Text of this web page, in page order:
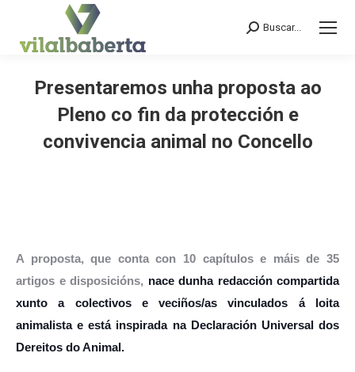
Search:
Buscar...
Presentaremos unha proposta ao
Pleno co fin da protección e
convivencia animal no Concello
A proposta, que conta con 10 capítulos e máis de 35
artigos e disposicións, nace dunha redacción compartida
xunto a colectivos e veciños/as vinculados á loita
animalista e está inspirada na Declaración Universal dos
Dereitos do Animal.